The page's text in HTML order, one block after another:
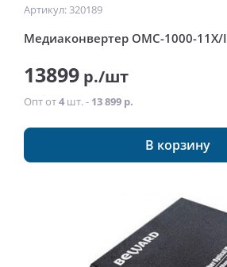
Артикул: 320189
Медиаконвертер OMC-1000-11X/I
13899 р./шт
Опт от4 шт. - 13 899 р.
В корзину